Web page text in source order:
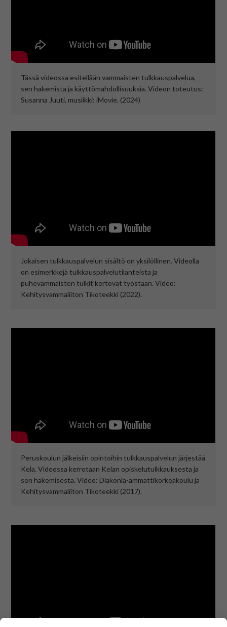
Tässä videossa esitellään vammaisten tulkkauspalvelua,
sen hakemista ja käyttömahdollisuuksia. Videon toteutus:
Susanna Juuti, musiikki: iMovie. (2024)
Jokaisen tulkkauspalvelun sisältö on yksilöllinen. Videolla
on esimerkkejä tulkkauspalvelutilanteista ja
puhevammaisten tulkit kertovat työstään. Video:
Kehitysvammaliiton Tikoteekki (2022).
Peruskoulun jälkeisiin opintoihin tulkkauspalvelun järjestää
Kela. Videossa kerrotaan Kelan opiskelutulkkauksesta ja
sen hakemisesta. Video: Diakonia-ammattikorkeakoulu ja
Kehitysvammaliiton Tikoteekki (2017).